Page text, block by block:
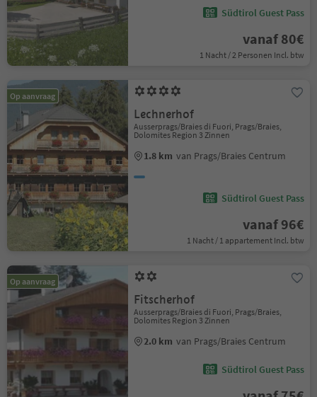
Südtirol Guest Pass
vanaf 80€
1 Nacht / 2 Personen Incl. btw
Op aanvraag
Lechnerhof
Ausserprags/Braies di Fuori, Prags/Braies,
Dolomites Region 3 Zinnen
1.8 km van Prags/Braies Centrum
Südtirol Guest Pass
vanaf 96€
1 Nacht / 1 appartement Incl. btw
Op aanvraag
Fitscherhof
Ausserprags/Braies di Fuori, Prags/Braies,
Dolomites Region 3 Zinnen
2.0 km van Prags/Braies Centrum
Südtirol Guest Pass